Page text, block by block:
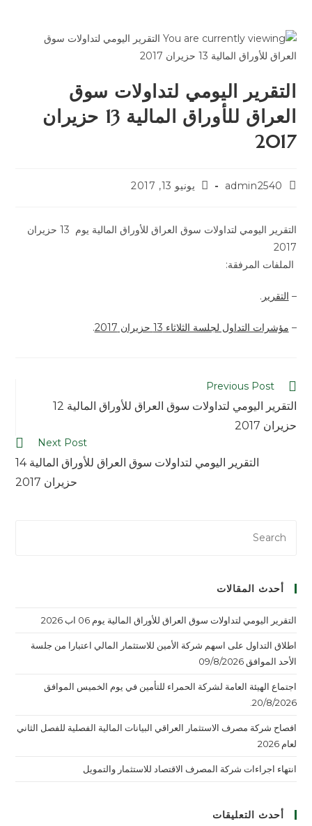
التقرير اليومي لتداولات سوق
العراق للأوراق المالية 13 حزيران
2017
admin2540 يونيو 13, 2017
التقرير اليومي لتداولات سوق العراق للأوراق المالية يوم 13 حزيران
2017
الملفات المرفقة:
– التقرير .
– مؤشرات التداول لجلسة الثلاثاء 13 حزيران 2017 .
Previous Post
التقرير اليومي لتداولات سوق العراق للأوراق المالية 12
حزيران 2017
Next Post
التقرير اليومي لتداولات سوق العراق للأوراق المالية 14
حزيران 2017
أحدث المقالات
التقرير اليومي لتداولات سوق العراق للأوراق المالية يوم 06 اب 2026
اطلاق التداول على اسهم شركة الأمين للاستثمار المالي اعتبارا من جلسة
الأحد الموافق 09/8/2026
اجتماع الهيئة العامة لشركة الحمراء للتأمين في يوم الخميس الموافق
20/8/2026.
افصاح شركة مصرف الاستثمار العراقي البيانات المالية الفصلية للفصل الثاني
لعام 2026
انتهاء اجراءات شركة المصرف الاقتصاد للاستثمار والتمويل
أحدث التعليقات